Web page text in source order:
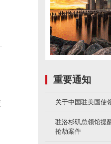
重要通知
关于中国驻美国使
驻洛杉矶总领馆提
抢劫案件